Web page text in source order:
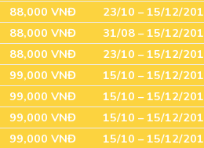
88,000 VNĐ
23/10 – 15/12/
88,000 VNĐ
31/08 – 15/12/
88,000 VNĐ
23/10 – 15/12/
99,000 VNĐ
15/10 – 15/12/
99,000 VNĐ
15/10 – 15/12/
99,000 VNĐ
15/10 – 15/12/
99,000 VNĐ
15/10 – 15/12/